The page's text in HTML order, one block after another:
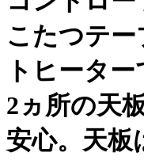
こたつテー
トヒータ
2ヵ所の天
安心。天板